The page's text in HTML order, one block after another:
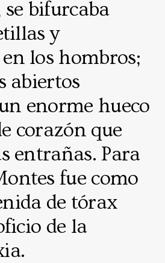
bifurcaba
y
los hombros;
abiertos
enorme hueco
corazón que
entrañas. Para
fue como
de tórax
de la